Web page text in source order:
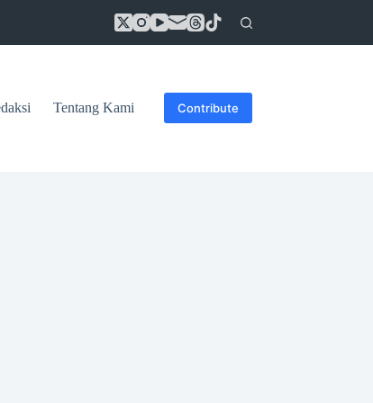
Tentang Kami Contribute